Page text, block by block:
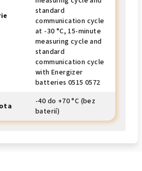
standard
communication cycle
at -30 °C, 15-minute
measuring cycle and
standard
communication cycle
with Energizer
batteries 0515 0572
-40 do +70 °C (bez
baterií)